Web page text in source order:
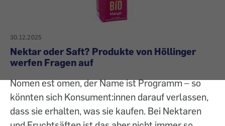
30.12.2025
Nektar oder Saft? Produkte von Höllinger
werfen Fragen auf
Nomen est omen, der Name ist Programm – so
könnten sich Konsument:innen darauf verlassen,
dass sie erhalten, was sie kaufen. Bei Nektaren